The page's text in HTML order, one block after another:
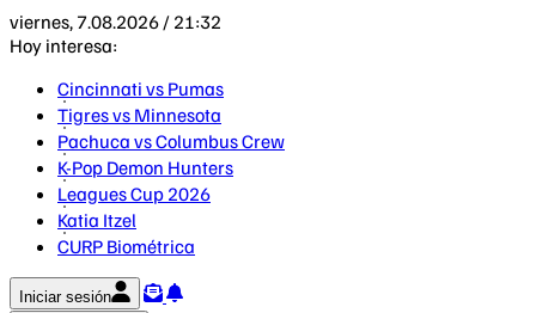
viernes, 7.08.2026 / 21:32
Hoy interesa:
Cincinnati vs Pumas
Tigres vs Minnesota
Pachuca vs Columbus Crew
K-Pop Demon Hunters
Leagues Cup 2026
Katia Itzel
CURP Biométrica
Iniciar sesión